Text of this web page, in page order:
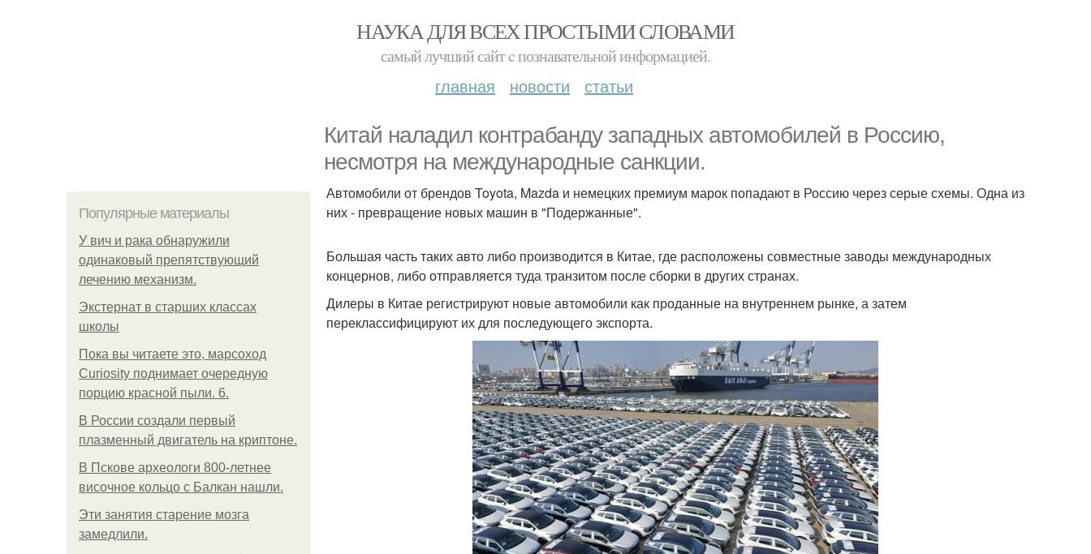
НАУКА ДЛЯ ВСЕХ ПРОСТЫМИ СЛОВАМИ
самый лучший сайт c познавательной информацией.
главная новости статьи
Китай наладил контрабанду западных автомобилей в Россию,
несмотря на международные санкции.
Популярные материалы
У вич и рака обнаружили
одинаковый препятствующий
лечению механизм.
Экстернат в старших классах
школы
Пока вы читаете это, марсоход
Curiosity поднимает очередную
порцию красной пыли. 6.
В России создали первый
плазменный двигатель на криптоне.
В Пскове археологи 800-летнее
височное кольцо с Балкан нашли.
Эти занятия старение мозга
замедлили.
Автомобили от брендов Toyota, Mazda и немецких премиум марок попадают в Россию через серые схемы. Одна из
них - превращение новых машин в "Подержанные".
Большая часть таких авто либо производится в Китае, где расположены совместные заводы международных
концернов, либо отправляется туда транзитом после сборки в других странах.
Дилеры в Китае регистрируют новые автомобили как проданные на внутреннем рынке, а затем
переклассифицируют их для последующего экспорта.